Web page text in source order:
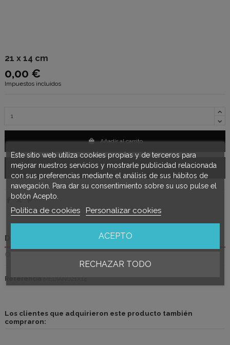
21 x 14 cm
0,00 €
Impuestos incluidos
Añadir al carrito
Detalles del producto
Opiniones
Referencia MEDIANO21X14
Los clientes que adquirieron este producto también
compraron:
Este sitio web utiliza cookies propias y de terceros para
mejorar nuestros servicios y mostrarle publicidad relacionada
con sus preferencias mediante el análisis de sus hábitos de
navegación. Para dar su consentimiento sobre su uso pulse el
botón Acepto.
Política de cookies Personalizar cookies
RECHAZAR TODO
ACEPTO